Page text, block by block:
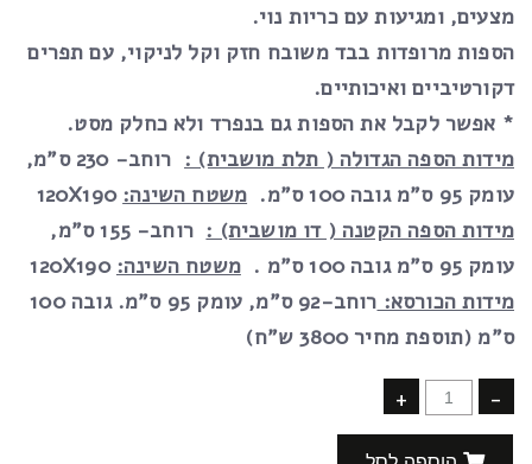
מצעים, ומגיעות עם כריות נוי.
הספות מרופדות בבד משובח חזק וקל לניקוי,עם תפרים
דקורטיביים ואיכותיים.
* אפשר לקבל את הספות גם בנפרד ולא כחלק מסט.
מידות הספה הגדולה ( תלת מושבית) :
רוחב- 230 ס”מ,
עומק 95 ס”מ גובה 100 ס”מ.
משטח השינה: 120X190
מידות הספה הקטנה ( דו מושבית) :
רוחב- 155 ס”מ,
עומק 95 ס”מ גובה 100 ס”מ .
משטח השינה: 120X190
מידות הכורסא:
רוחב-92 ס”מ, עומק 95 ס”מ. גובה 100
ס”מ (תוספת מחיר 3800 ש”ח)
-
+